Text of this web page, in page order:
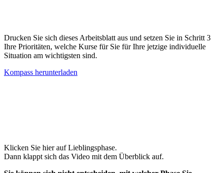
Drucken Sie sich dieses Arbeitsblatt aus und setzen Sie in Schritt 3
Ihre Prioritäten, welche Kurse für Sie für Ihre jetzige individuelle
Situation am wichtigsten sind.
Kompass herunterladen
Klicken Sie hier aufLieblingsphase.
Dann klappt sich das Video mit dem Überblick auf.